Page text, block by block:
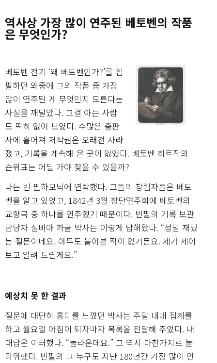
역사상 가장 많이 연주된 베토벤의 작품
은 무엇인가?
베토벤 전기 ‘왜 베토벤인가?’를 집
필하던 와중에 그의 작품 중 가장
많이 연주된 게 무엇인지 모른다는
사실을 깨달았다. 그걸 아는 사람
도 딱히 없어 보였다. 수많은 출판
사에 흩어져 저작권은 오래전 사라
졌고, 기록을 계속해 온 곳이 없었다. 베토벤 히트작의
순위표는 어딜 가야 찾을 수 있을까?
나는 빈 필하모닉에 연락했다. 그들의 창립자들은 베토
벤을 알고 있었고, 1842년 3월 창단연주회에 베토벤의
교향곡 중 하나를 연주했기 때문이다. 빈필의 기록 보관
담당자 실비아 카글 박사는 이렇게 답해왔다. “정말 재밌
는 질문이네요. 아무도 물어본 적이 없거든요. 제가 세어
보고 알려 드릴게요.”
예상치 못 한 결과
질문에 대단히 흥미를 느꼈던 박사는 주말 내내 집계를
하고 월요일 아침이 되자마자 목록을 전달해 주었다. 내
대답은 이러했다. “놀라운데요.” 그 역시 마찬가지로 놀
라워했다. 빈필의 그 누구도 지난 180년간 가장 많이 연